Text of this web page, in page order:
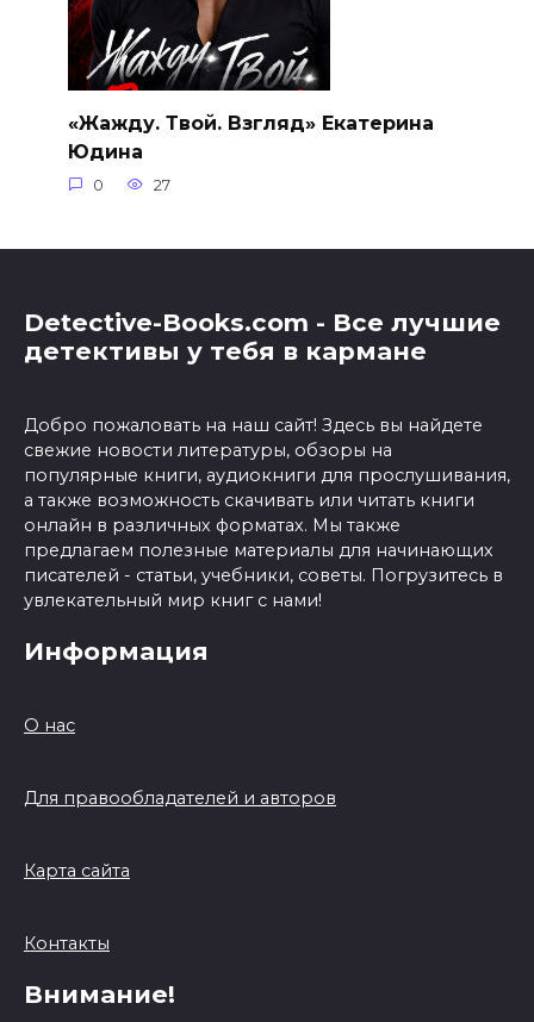
«Жажду. Твой. Взгляд» Екатерина
Юдина
0 27
Detective-Books.com - Все лучшие
детективы у тебя в кармане
Добро пожаловать на наш сайт! Здесь вы найдете
свежие новости литературы, обзоры на
популярные книги, аудиокниги для прослушивания,
а также возможность скачивать или читать книги
онлайн в различных форматах. Мы также
предлагаем полезные материалы для начинающих
писателей - статьи, учебники, советы. Погрузитесь в
увлекательный мир книг с нами!
Информация
О нас
Для правообладателей и авторов
Карта сайта
Контакты
Внимание!